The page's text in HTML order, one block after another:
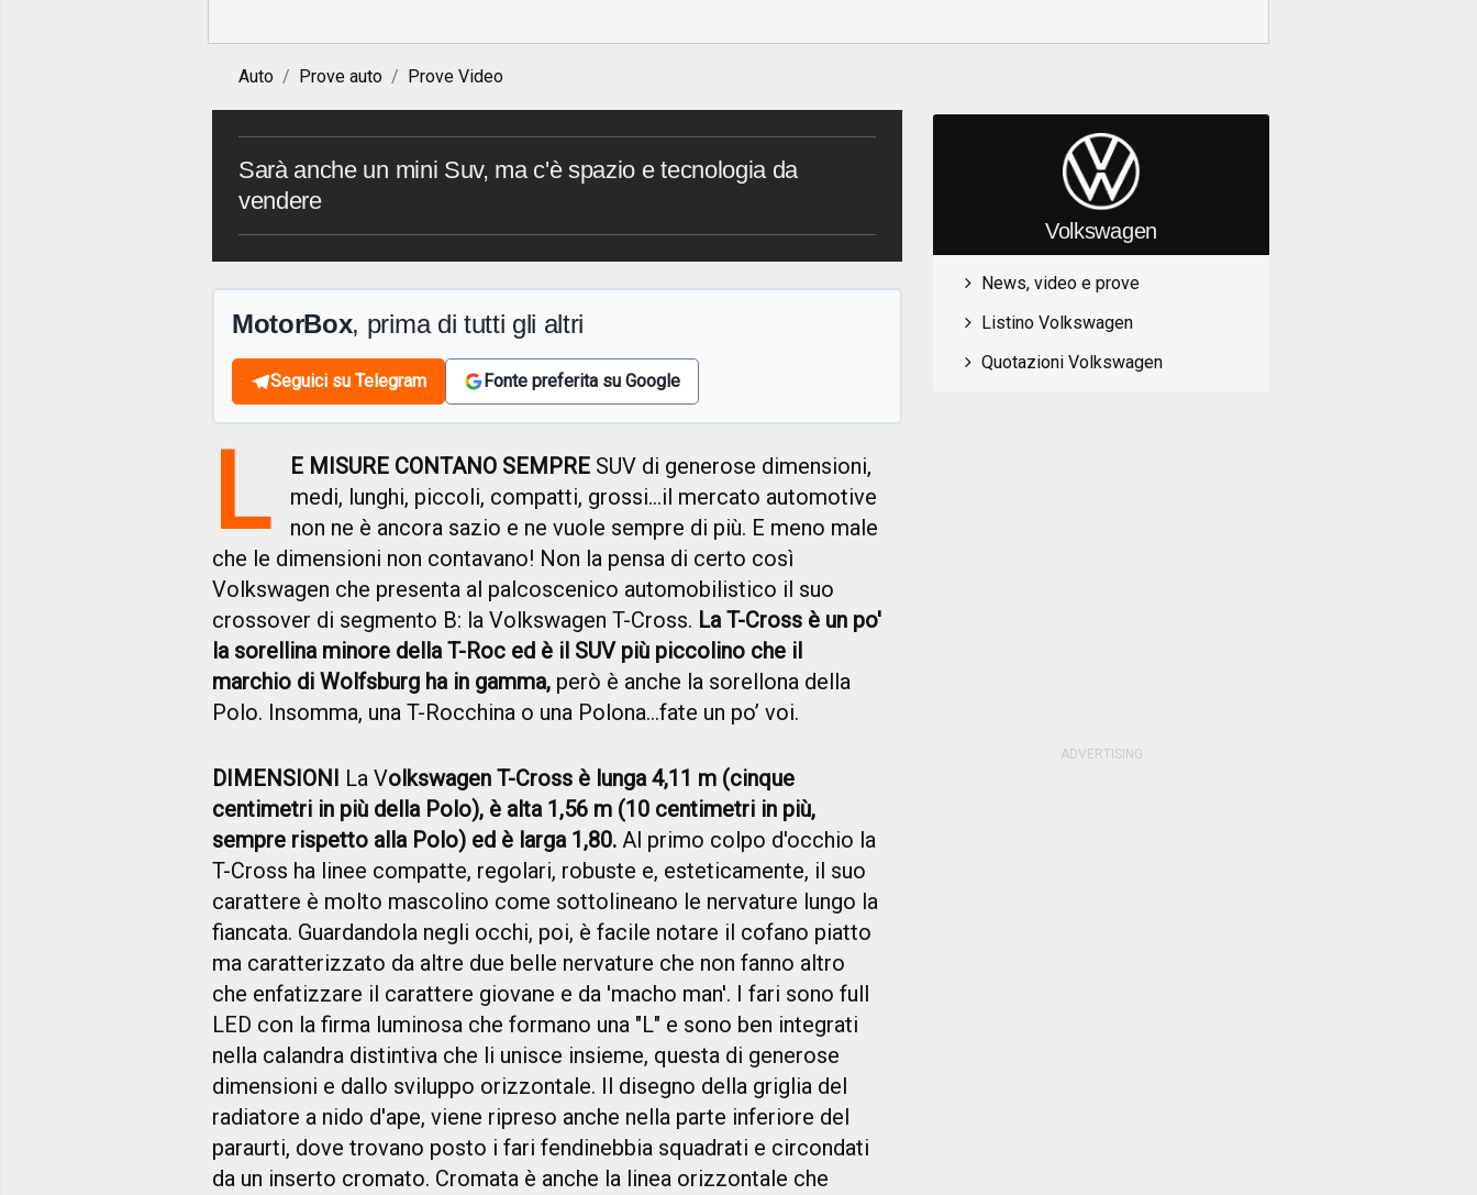
Auto Prove auto Prove Video
Sarà anche un mini Suv, ma c'è spazio e tecnologia da
vendere
MotorBox, prima di tutti gli altri
Seguici su Telegram Fonte preferita su Google
L E MISURE CONTANO SEMPRE SUV di generose dimensioni,
medi, lunghi, piccoli, compatti, grossi…il mercato automotive
non ne è ancora sazio e ne vuole sempre di più. E meno male
che le dimensioni non contavano! Non la pensa di certo così
Volkswagen che presenta al palcoscenico automobilistico il suo
crossover di segmento B: la Volkswagen T-Cross. La T-Cross è un po'
la sorellina minore della T-Roc ed è il SUV più piccolino che il
marchio di Wolfsburg ha in gamma, però è anche la sorellona della
Polo. Insomma, una T-Rocchina o una Polona…fate un po’ voi.
DIMENSIONI La Volkswagen T-Cross è lunga 4,11 m (cinque
centimetri in più della Polo), è alta 1,56 m (10 centimetri in più,
sempre rispetto alla Polo) ed è larga 1,80. Al primo colpo d'occhio la
T-Cross ha linee compatte, regolari, robuste e, esteticamente, il suo
carattere è molto mascolino come sottolineano le nervature lungo la
fiancata. Guardandola negli occhi, poi, è facile notare il cofano piatto
ma caratterizzato da altre due belle nervature che non fanno altro
che enfatizzare il carattere giovane e da 'macho man'. I fari sono full
LED con la firma luminosa che formano una "L" e sono ben integrati
nella calandra distintiva che li unisce insieme, questa di generose
dimensioni e dallo sviluppo orizzontale. Il disegno della griglia del
radiatore a nido d'ape, viene ripreso anche nella parte inferiore del
paraurti, dove trovano posto i fari fendinebbia squadrati e circondati
da un inserto cromato. Cromata è anche la linea orizzontale che
Volkswagen
News, video e prove
Listino Volkswagen
Quotazioni Volkswagen